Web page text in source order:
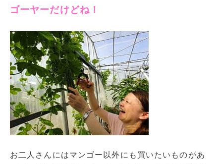
ゴーヤーだけどね！
お二人さんにはマンゴー以外にも買いたいものがあ